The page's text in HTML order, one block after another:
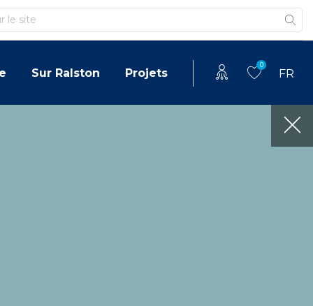
Sur Ralston Projets
0
FR